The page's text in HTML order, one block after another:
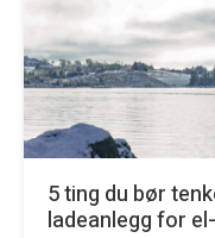
5 ting du bør
ladeanlegg for